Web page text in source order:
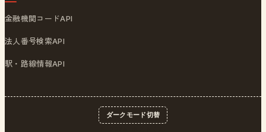
金融機関コードAPI
法人番号検索API
駅・路線情報API
ダークモード切替